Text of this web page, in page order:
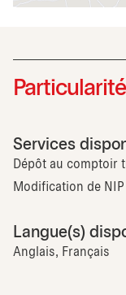
Services
Dépôt au comptoir
Modification de
Langue(s)
Anglais, Français